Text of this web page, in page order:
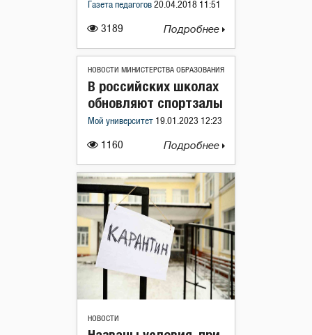
3189
Газета педагогов 20.04.2018 11:51
Подробнее
НОВОСТИ МИНИСТЕРСТВА ОБРАЗОВАНИЯ
1160
В российских школах
обновляют спортзалы
Мой университет 19.01.2023 12:23
Подробнее
НОВОСТИ